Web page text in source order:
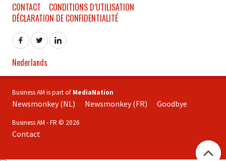

CONTACT
CONDITIONS D’UTILISATION
DÉCLARATION DE CONFIDENTIALITÉ
Nederlands
Business AM is part of MediaNation
Newsmonkey (NL) Newsmonkey (FR) Goodbye
Business AM - FR © 2026
Contact